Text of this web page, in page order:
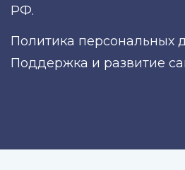
РФ.
Политика персональных
Поддержка и развитие